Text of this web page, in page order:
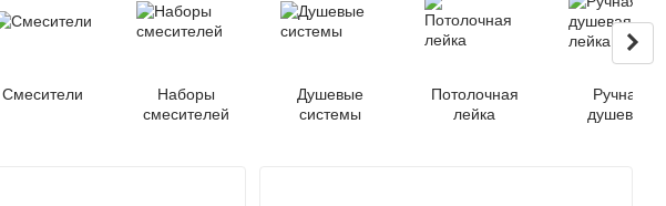
Смесители
Наборы
смесителей
Душевые
системы
Потолочная
лейка
Ручная
душевая